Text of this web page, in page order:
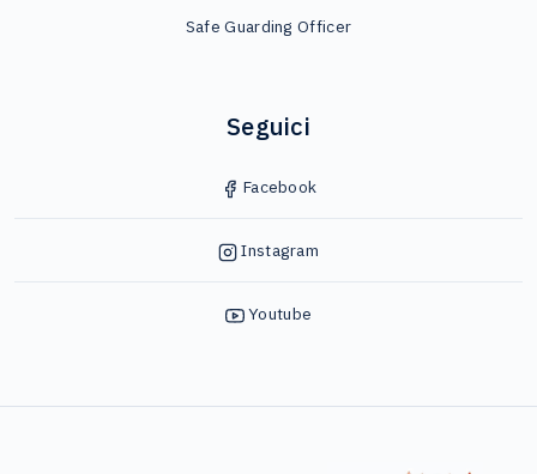
Safe Guarding Officer
Seguici
Facebook
Instagram
Youtube